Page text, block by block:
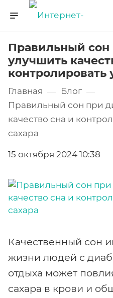
Правильный сон
улучшить
контролировать
Главная — Блог —
Правильный сон при
качество сна и
сахара
15 октября 2024 10:38
Качественный сон
жизни людей с
отдыха может
сахара в крови и